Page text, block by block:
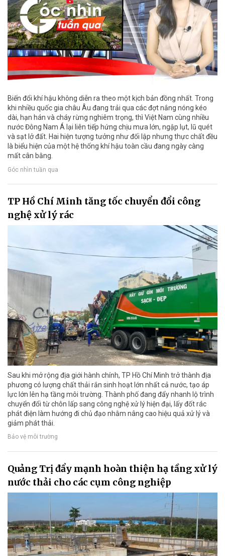
Biến đổi khí hậu không diễn ra theo một kịch bản đồng nhất. Trong
khi nhiều quốc gia châu Âu đang trải qua các đợt nắng nóng kéo
dài, hạn hán và cháy rừng nghiêm trọng, thì Việt Nam cùng nhiều
nước Đông Nam Á lại liên tiếp hứng chịu mưa lớn, ngập lụt, lũ quét
và sạt lở đất. Hai hiện tượng tưởng như đối lập nhưng thực chất đều
là biểu hiện của một hệ thống khí hậu toàn cầu đang ngày càng
mất cân bằng.
Góc nhìn tuần qua
TP Hồ Chí Minh tăng tốc chuyển đổi công
nghệ xử lý rác
Sau khi mở rộng địa giới hành chính, TP Hồ Chí Minh trở thành địa
phương có lượng chất thải rắn sinh hoạt lớn nhất cả nước, tạo áp
lực lớn lên hạ tầng môi trường. Thành phố đang đẩy nhanh lộ trình
chuyển đổi từ chôn lấp sang công nghệ xử lý hiện đại, lấy đốt rác
phát điện làm hướng đi chủ đạo nhằm nâng cao hiệu quả xử lý và
giảm phát thải.
Bảo vệ môi trường
Quảng Trị đẩy mạnh hoàn thiện hạ tầng xử lý
nước thải cho các cụm công nghiệp